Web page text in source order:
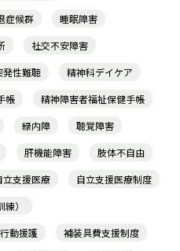
症候群
睡眠障害
社交不安障害
発性難聴
精神科デイケア
帳
精神障害者福祉保健手帳
緑内障
聴覚障害
肝機能障害
肢体不自由
立支援医療
自立支援医療制度
）
行動援護
補装具費支援制度